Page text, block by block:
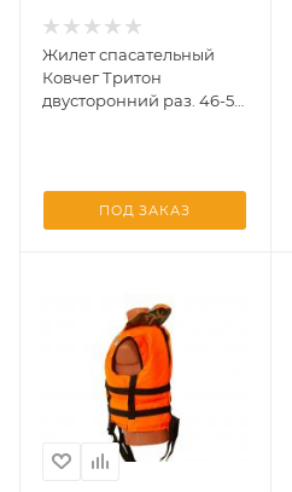
Жилет спасательный
Ковчег Тритон
двусторонний раз. 46-50
ПОД ЗАКАЗ